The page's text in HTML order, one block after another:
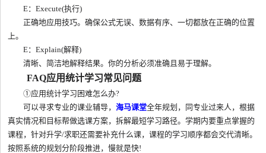
E：Execute(执行)
正确地应用技巧。确保公式无误、数据有序、一切都放在正确的位置
上。
E：Explain(解释)
清晰、简洁地解释结果。你的分析必须准确且易于理解。
FAQ应用统计学习常见问题
①应用统计学习困难怎么办?
可以寻求专业的课业辅导，海马课堂全年规划，同专业过来人，根据
真实情况和目标帮做选课方案，拆解最短学习路径。学期内要重点掌握的
课程，针对升学/求职还需要补充什么课，课程的学习顺序都会交代清晰。
按照系统的规划分阶段推进，慢就是快!